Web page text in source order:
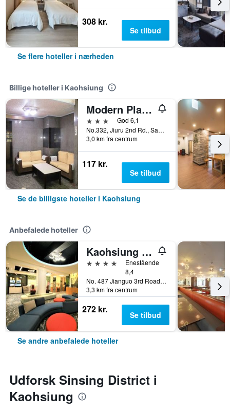
308 kr.
Se tilbud
Se flere hoteller i nærheden
Billige hoteller i Kaohsiung
Modern Plaza Hotel
3 stjernerGod 6,1
No.332, Jiuru 2nd Rd., Sanmin District, Kaohsiung, Taiwan
3,0 km fra centrum
117 kr.
Se tilbud
Se de billigste hoteller i Kaohsiung
Anbefalede hoteller
Kaohsiung Ahotel
4 stjerner
Enestående
8,4
No. 487 Jianguo 3rd Road, Kaohsiung, Taiwan
3,3 km fra centrum
272 kr. Se tilbud
Se andre anbefalede hoteller
Udforsk Sinsing District i
Kaohsiung